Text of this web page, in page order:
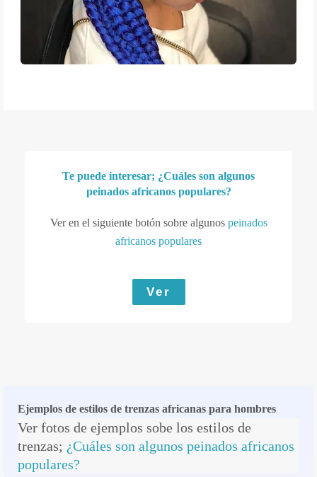
Te puede interesar; ¿Cuáles son algunos
peinados africanos populares?
Ver en el siguiente botón sobre algunospeinados
africanos populares
Ver
Ejemplos de estilos de trenzas africanas para hombres
Ver fotos de ejemplos sobe los estilos de
trenzas; ¿Cuáles son algunos peinados africanos
populares?